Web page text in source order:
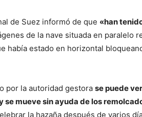
de Suez informó de que «han
de la nave situada en paralelo
había estado en horizontal
por la autoridad gestora se puede
se mueve sin ayuda de los
la hazaña después de varios